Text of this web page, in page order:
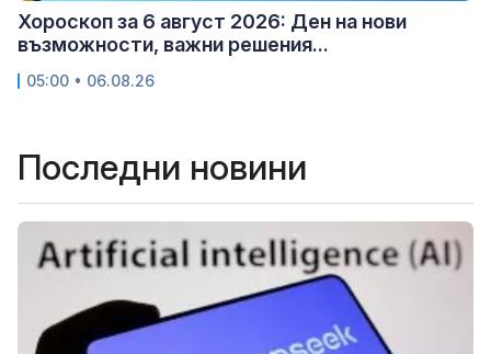
Хороскоп за 6 август 2026: Ден на нови
възможности, важни решения...
05:00 • 06.08.26
Последни новини